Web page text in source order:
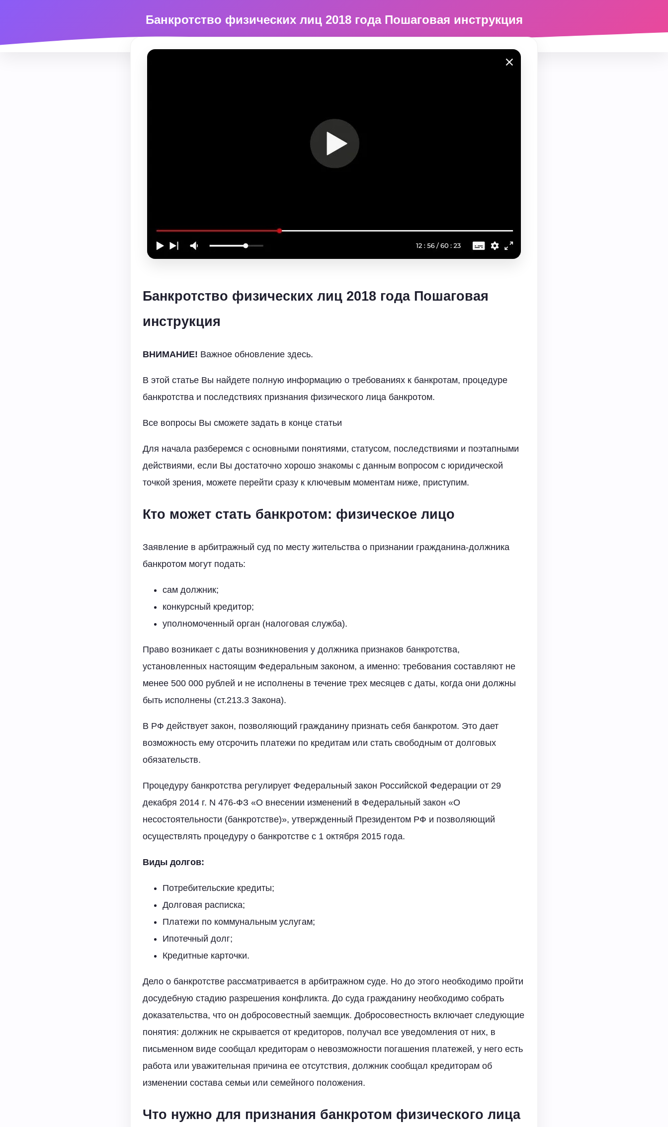
Банкротство физических лиц 2018 года Пошаговая инструкция
Банкротство физических лиц 2018 года Пошаговая
инструкция
ВНИМАНИЕ! Важное обновление здесь.
В этой статье Вы найдете полную информацию о требованиях к банкротам, процедуре
банкротства и последствиях признания физического лица банкротом.
Все вопросы Вы сможете задать в конце статьи
Для начала разберемся с основными понятиями, статусом, последствиями и поэтапными
действиями, если Вы достаточно хорошо знакомы с данным вопросом с юридической
точкой зрения, можете перейти сразу к ключевым моментам ниже, приступим.
Кто может стать банкротом: физическое лицо
Заявление в арбитражный суд по месту жительства о признании гражданина-должника
банкротом могут подать:
сам должник;
конкурсный кредитор;
уполномоченный орган (налоговая служба).
Право возникает с даты возникновения у должника признаков банкротства,
установленных настоящим Федеральным законом, а именно: требования составляют не
менее 500 000 рублей и не исполнены в течение трех месяцев с даты, когда они должны
быть исполнены (ст.213.3 Закона).
В РФ действует закон, позволяющий гражданину признать себя банкротом. Это дает
возможность ему отсрочить платежи по кредитам или стать свободным от долговых
обязательств.
Процедуру банкротства регулирует Федеральный закон Российской Федерации от 29
декабря 2014 г. N 476-ФЗ «О внесении изменений в Федеральный закон «О
несостоятельности (банкротстве)», утвержденный Президентом РФ и позволяющий
осуществлять процедуру о банкротстве с 1 октября 2015 года.
Виды долгов:
Потребительские кредиты;
Долговая расписка;
Платежи по коммунальным услугам;
Ипотечный долг;
Кредитные карточки.
Дело о банкротстве рассматривается в арбитражном суде. Но до этого необходимо пройти
досудебную стадию разрешения конфликта. До суда гражданину необходимо собрать
доказательства, что он добросовестный заемщик. Добросовестность включает следующие
понятия: должник не скрывается от кредиторов, получал все уведомления от них, в
письменном виде сообщал кредиторам о невозможности погашения платежей, у него есть
работа или уважительная причина ее отсутствия, должник сообщал кредиторам об
изменении состава семьи или семейного положения.
Что нужно для признания банкротом физического лица